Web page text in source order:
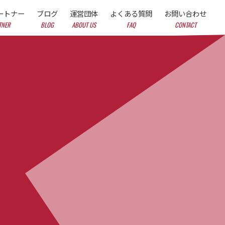
トナー ブログ
BLOG
運営団体
ABOUT US
よくある質問
FAQ
お問い合わせ
CONTACT